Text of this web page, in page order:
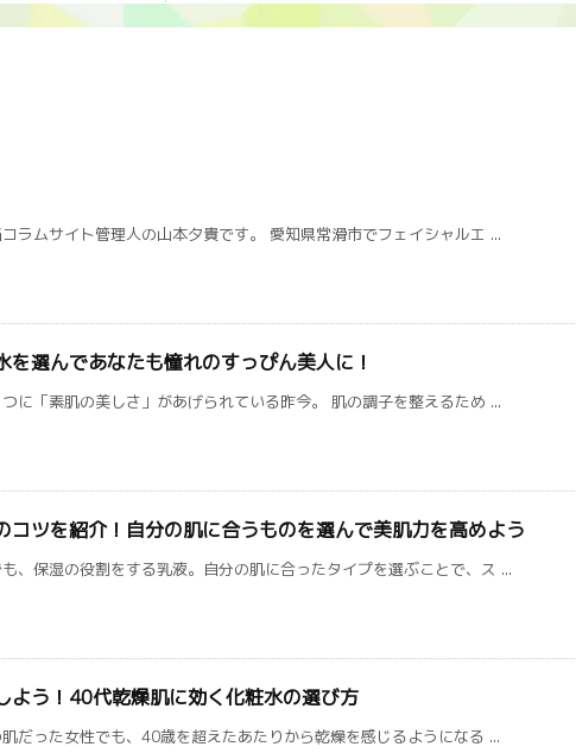
ラムサイト管理人の山本夕貴です。 愛知県常滑市でフェイシャルエ ...
を選んであなたも憧れのすっぴん美人に！
に「素肌の美しさ」があげられている昨今。 肌の調子を整えるため ...
コツを紹介！自分の肌に合うものを選んで美肌力を高めよう
、保湿の役割をする乳液。自分の肌に合ったタイプを選ぶことで、ス ...
よう！40代乾燥肌に効く化粧水の選び方
だった女性でも、40歳を超えたあたりから乾燥を感じるようになる ...